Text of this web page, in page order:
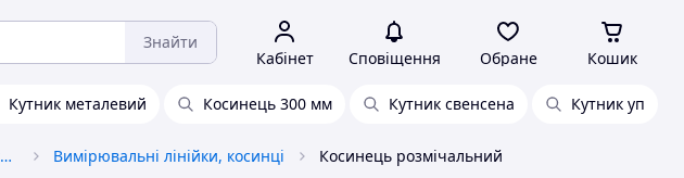
Знайти
Кабінет Сповіщення Обране Кошик
Кутник металевий Косинець 300 мм Кутник свенсена Кутник уп
Будівельний вимірювальний інструмент Вимірювальні лінійки, косинці Косинець розмічальний